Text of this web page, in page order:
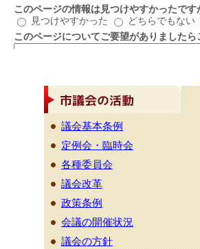
議会基本条例
定例会・臨時会
各種委員会
議会改革
政策条例
会議の開催状況
議会の方針